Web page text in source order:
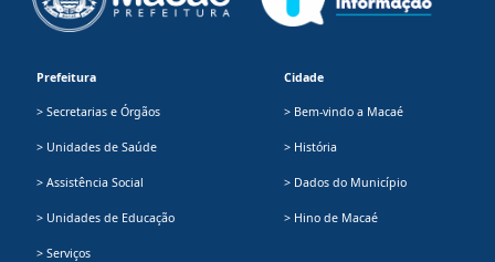
Prefeitura
> Secretarias e Órgãos
> Unidades de Saúde
> Assistência Social
> Unidades de Educação
> Serviços
Cidade
> Bem-vindo a Macaé
> História
> Dados do Município
> Hino de Macaé